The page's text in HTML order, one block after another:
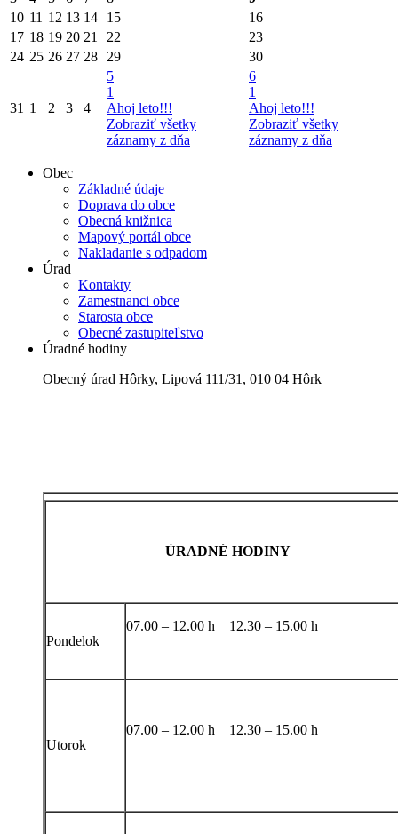
10 11 12 13 14 15
16
17 18 19 20 21 22
23
24 25 26 27 28 29 30
31 1 2 3 4
5
1
Ahoj leto!!!
Zobraziť všetky
záznamy z dňa
6
1
Ahoj leto!!!
Zobraziť všetky
záznamy z dňa
Obec
Základné údaje
Doprava do obce
Obecná knižnica
Mapový portál obce
Nakladanie s odpadom
Úrad
Kontakty
Zamestnanci obce
Starosta obce
Obecné zastupiteľstvo
Úradné hodiny
Obecný úrad Hôrky, Lipová 111/31, 010 04 Hôrk
ÚRADNÉ HODINY
Pondelok
07.00 – 12.00 h 12.30 – 15.00 h
Utorok
07.00 – 12.00 h 12.30 – 15.00 h